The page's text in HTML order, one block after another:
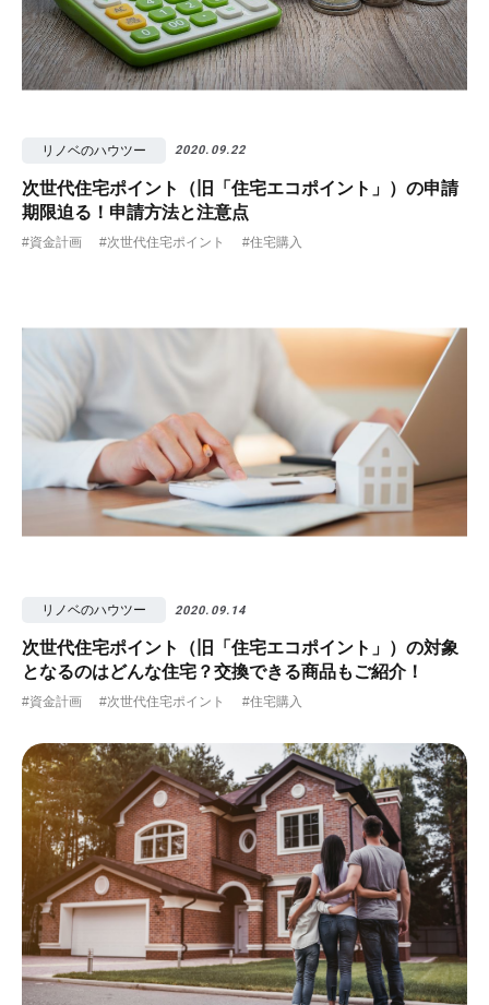
#照明 #タイル #書斎 #洗面所
#リノベ先輩インタビュー #広みせ！
リノベのハウツー 2020.09.22
次世代住宅ポイント（旧「住宅エコポイント」）の申請
期限迫る！申請方法と注意点
#資金計画 #次世代住宅ポイント #住宅購入
リノベのハウツー 2020.09.14
次世代住宅ポイント（旧「住宅エコポイント」）の対象
となるのはどんな住宅？交換できる商品もご紹介！
#資金計画 #次世代住宅ポイント #住宅購入